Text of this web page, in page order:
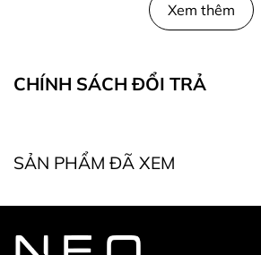
Xem thêm
CHÍNH SÁCH ĐỔI TRẢ
* Điều kiện bắt buộc khi đổi, trả hàng:
SẢN PHẨM ĐÃ XEM